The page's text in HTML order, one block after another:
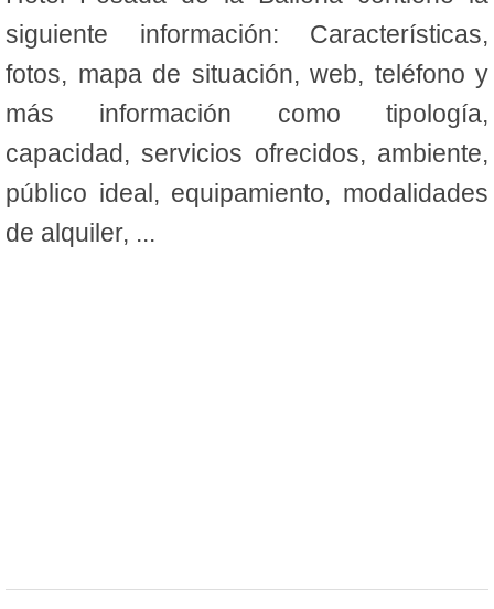
siguiente información: Características,
fotos, mapa de situación, web, teléfono y
más información como tipología,
capacidad, servicios ofrecidos, ambiente,
público ideal, equipamiento, modalidades
de alquiler, ...